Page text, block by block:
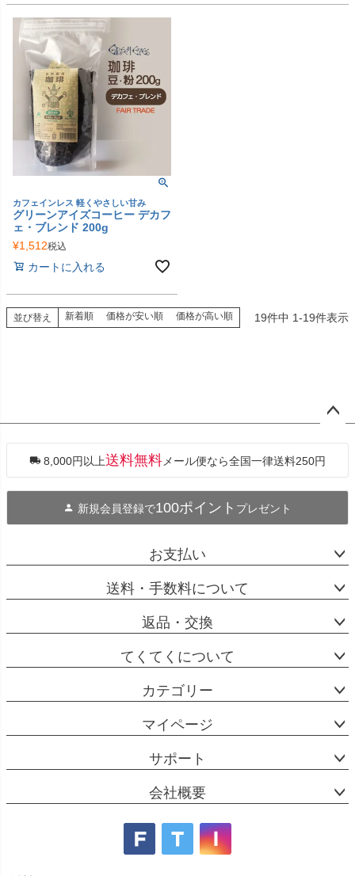
カフェインレス 軽くやさしい甘み
グリーンアイズコーヒー デカフ
ェ・ブレンド 200g
¥1,512税込
カートに入れる
並び替え 新着順 価格が安い順 価格が高い順 19件中 1-19件表示
ジト
へ
8,000円以上送料無料 メール便なら全国一律送料250円
新規会員登録で100ポイント プレゼント
お支払い
送料・手数料について
返品・交換
てくてくについて
カテゴリー
マイページ
サポート
会社概要